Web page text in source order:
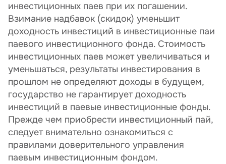
инвестиционных паев при их погашении.
Взимание надбавок (скидок) уменьшит
доходность инвестиций в инвестиционные паи
паевого инвестиционного фонда. Стоимость
инвестиционных паев может увеличиваться и
уменьшаться, результаты инвестирования в
прошлом не определяют доходы в будущем,
государство не гарантирует доходность
инвестиций в паевые инвестиционные фонды.
Прежде чем приобрести инвестиционный пай,
следует внимательно ознакомиться с
правилами доверительного управления
паевым инвестиционным фондом.